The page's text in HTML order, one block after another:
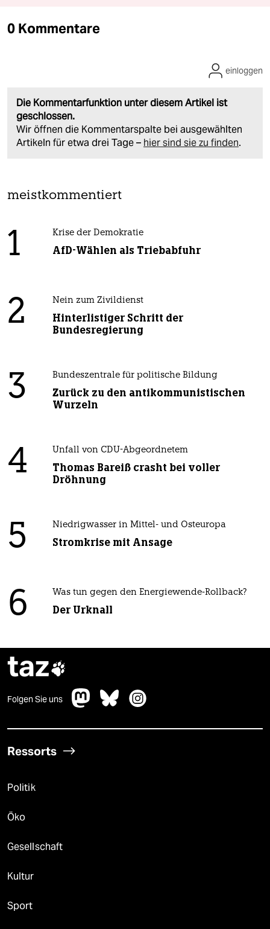
0 Kommentare
Die Kommentarfunktion unter diesem Artikel ist
geschlossen.
Wir öffnen die Kommentarspalte bei ausgewählten
Artikeln für etwa drei Tage – hier sind sie zu finden.
einloggen
meistkommentiert
1 Krise der Demokratie
AfD-Wählen als Triebabfuhr
2 Nein zum Zivildienst
Hinterlistiger Schritt der
Bundesregierung
3 Bundeszentrale für politische Bildung
Zurück zu den antikommunistischen
Wurzeln
4 Unfall von CDU-Abgeordnetem
Thomas Bareiß crasht bei voller
Dröhnung
5 Niedrigwasser in Mittel- und Osteuropa
Stromkrise mit Ansage
6 Was tun gegen den Energiewende-Rollback?
Der Urknall
taz
Folgen Sie uns
Ressorts
Politik
Öko
Gesellschaft
Kultur
Sport